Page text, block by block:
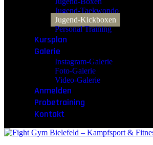
Jugend-Taekwondo
Jugend-Kickboxen
Personal Training
Kursplan
Galerie
Instagram-Galerie
Foto-Galerie
Video-Galerie
Anmelden
Probetraining
Kontakt